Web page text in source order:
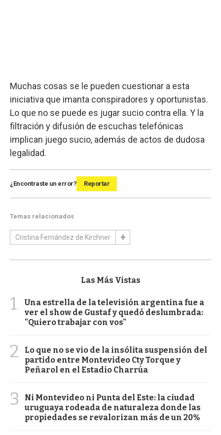
Muchas cosas se le pueden cuestionar a esta
iniciativa que imanta conspiradores y oportunistas.
Lo que no se puede es jugar sucio contra ella. Y la
filtración y difusión de escuchas telefónicas
implican juego sucio, además de actos de dudosa
legalidad.
¿Encontraste un error? Reportar
Temas relacionados
Cristina Fernández de Kirchner
Las Más Vistas
1
Una estrella de la televisión argentina fue a
ver el show de Gustaf y quedó deslumbrada:
"Quiero trabajar con vos"
2
Lo que no se vio de la insólita suspensión del
partido entre Montevideo Cty Torque y
Peñarol en el Estadio Charrúa
3
Ni Montevideo ni Punta del Este: la ciudad
uruguaya rodeada de naturaleza donde las
propiedades se revalorizan más de un 20%